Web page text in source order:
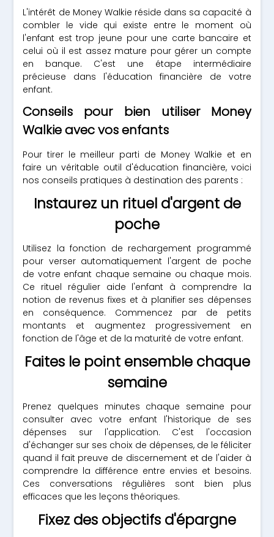
L'intérêt de Money Walkie réside dans sa capacité à
combler le vide qui existe entre le moment où
l'enfant est trop jeune pour une carte bancaire et
celui où il est assez mature pour gérer un compte
en banque. C'est une étape intermédiaire
précieuse dans l'éducation financière de votre
enfant.
Conseils pour bien utiliser Money
Walkie avec vos enfants
Pour tirer le meilleur parti de Money Walkie et en
faire un véritable outil d'éducation financière, voici
nos conseils pratiques à destination des parents :
Instaurez un rituel d'argent de
poche
Utilisez la fonction de rechargement programmé
pour verser automatiquement l'argent de poche
de votre enfant chaque semaine ou chaque mois.
Ce rituel régulier aide l'enfant à comprendre la
notion de revenus fixes et à planifier ses dépenses
en conséquence. Commencez par de petits
montants et augmentez progressivement en
fonction de l'âge et de la maturité de votre enfant.
Faites le point ensemble chaque
semaine
Prenez quelques minutes chaque semaine pour
consulter avec votre enfant l'historique de ses
dépenses sur l'application. C'est l'occasion
d'échanger sur ses choix de dépenses, de le féliciter
quand il fait preuve de discernement et de l'aider à
comprendre la différence entre envies et besoins.
Ces conversations régulières sont bien plus
efficaces que les leçons théoriques.
Fixez des objectifs d'épargne